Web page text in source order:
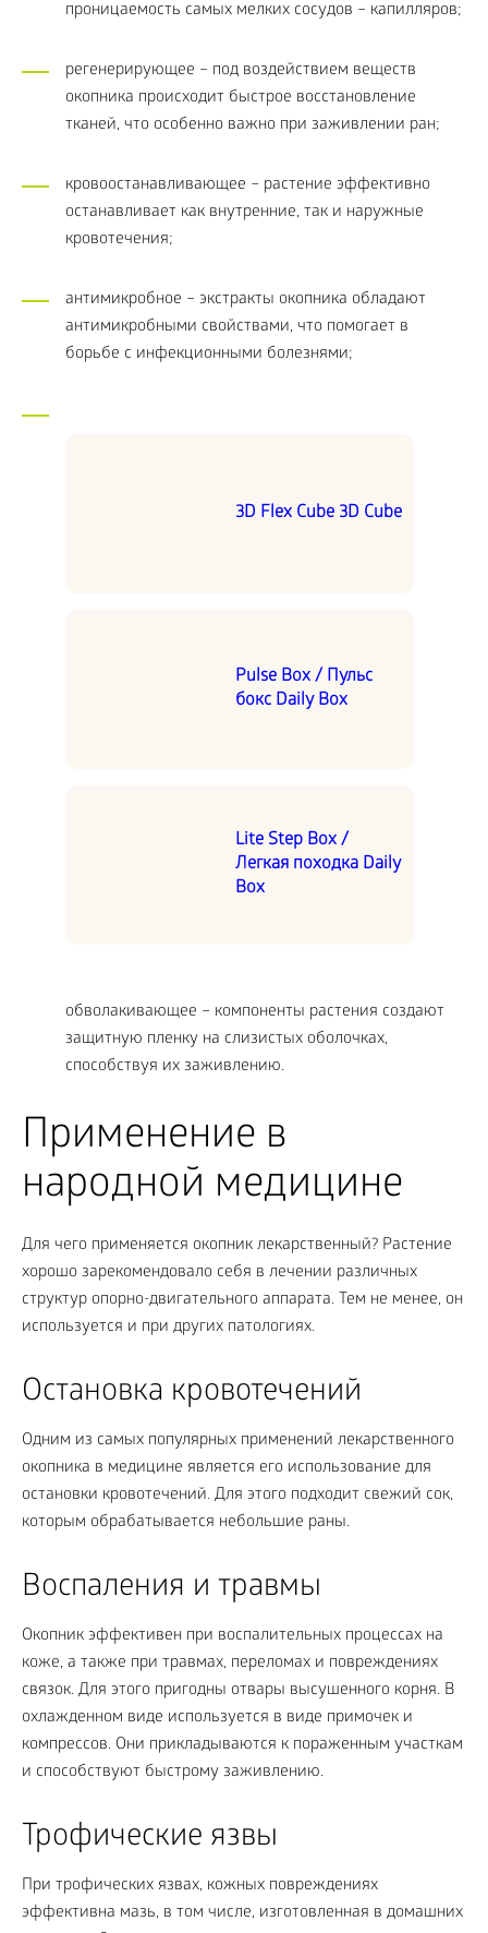
проницаемость самых мелких сосудов – капилляров;
регенерирующее – под воздействием веществ
окопника происходит быстрое восстановление
тканей, что особенно важно при заживлении ран;
кровоостанавливающее – растение эффективно
останавливает как внутренние, так и наружные
кровотечения;
антимикробное – экстракты окопника обладают
антимикробными свойствами, что помогает в
борьбе с инфекционными болезнями;
3D Flex Cube 3D Cube
Pulse Box / Пульс
бокс Daily Box
Lite Step Box /
Легкая походка Daily
Box
обволакивающее – компоненты растения создают
защитную пленку на слизистых оболочках,
способствуя их заживлению.
Применение в
народной медицине
Для чего применяется окопник лекарственный? Растение
хорошо зарекомендовало себя в лечении различных
структур опорно-двигательного аппарата. Тем не менее, он
используется и при других патологиях.
Остановка кровотечений
Одним из самых популярных применений лекарственного
окопника в медицине является его использование для
остановки кровотечений. Для этого подходит свежий сок,
которым обрабатывается небольшие раны.
Воспаления и травмы
Окопник эффективен при воспалительных процессах на
коже, а также при травмах, переломах и повреждениях
связок. Для этого пригодны отвары высушенного корня. В
охлажденном виде используется в виде примочек и
компрессов. Они прикладываются к пораженным участкам
и способствуют быстрому заживлению.
Трофические язвы
При трофических язвах, кожных повреждениях
эффективна мазь, в том числе, изготовленная в домашних